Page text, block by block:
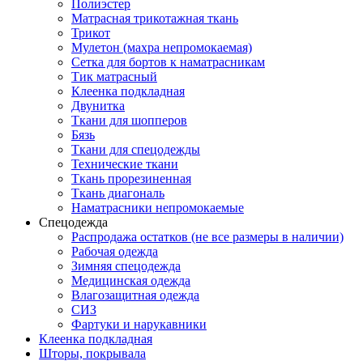
Полиэстер
Матрасная трикотажная ткань
Трикот
Мулетон (махра непромокаемая)
Сетка для бортов к наматрасникам
Тик матрасный
Клеенка подкладная
Двунитка
Ткани для шопперов
Бязь
Ткани для спецодежды
Технические ткани
Ткань прорезиненная
Ткань диагональ
Наматрасники непромокаемые
Спецодежда
Распродажа остатков (не все размеры в наличии)
Рабочая одежда
Зимняя спецодежда
Медицинская одежда
Влагозащитная одежда
СИЗ
Фартуки и нарукавники
Клеенка подкладная
Шторы, покрывала